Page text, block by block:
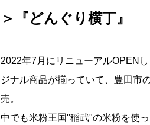
＞『どんぐり横丁』
2022年7月にリニューアルOPEN
ジナル商品が揃っていて、豊田市
売。
中でも米粉王国"稲武"の米粉を使